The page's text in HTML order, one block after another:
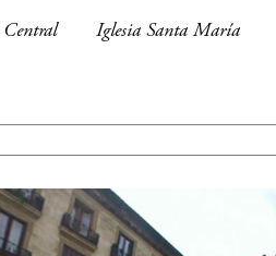
Iglesia Santa María